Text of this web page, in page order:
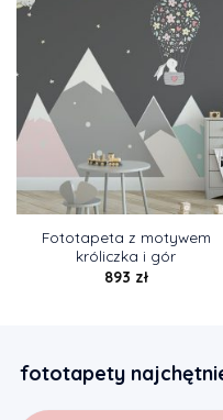
Fototapeta z motywem
króliczka i gór
893 zł
fototapety